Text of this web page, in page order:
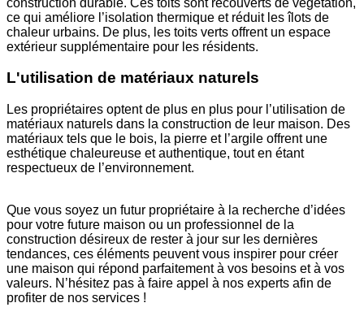
ce qui améliore l’isolation thermique et réduit les îlots de
chaleur urbains. De plus, les toits verts offrent un espace
extérieur supplémentaire pour les résidents.
L'utilisation de matériaux naturels
Les propriétaires optent de plus en plus pour l’utilisation de
matériaux naturels dans la construction de leur maison. Des
matériaux tels que le bois, la pierre et l’argile offrent une
esthétique chaleureuse et authentique, tout en étant
respectueux de l’environnement.
Que vous soyez un futur propriétaire à la recherche d’idées
pour votre future maison ou un professionnel de la
construction désireux de rester à jour sur les dernières
tendances, ces éléments peuvent vous inspirer pour créer
une maison qui répond parfaitement à vos besoins et à vos
valeurs. N’hésitez pas à faire appel à nos experts afin de
profiter de nos services !